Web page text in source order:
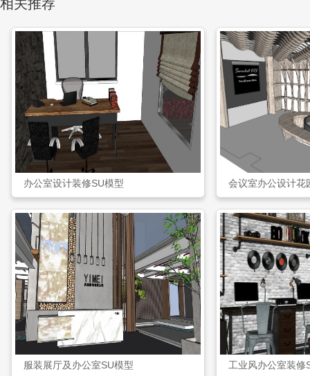
相关推荐
办公室设计装修SU模型 会议室办公设计花
服装展厅及办公室SU模型 工业风办公室装修